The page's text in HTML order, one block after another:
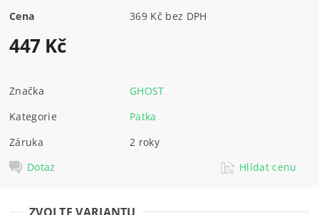
Cena 369 Kč bez DPH
447 Kč
Značka
GHOST
Kategorie
Patka
Záruka
2 roky
Dotaz
Hlídat cenu
ZVOLTE VARIANTU